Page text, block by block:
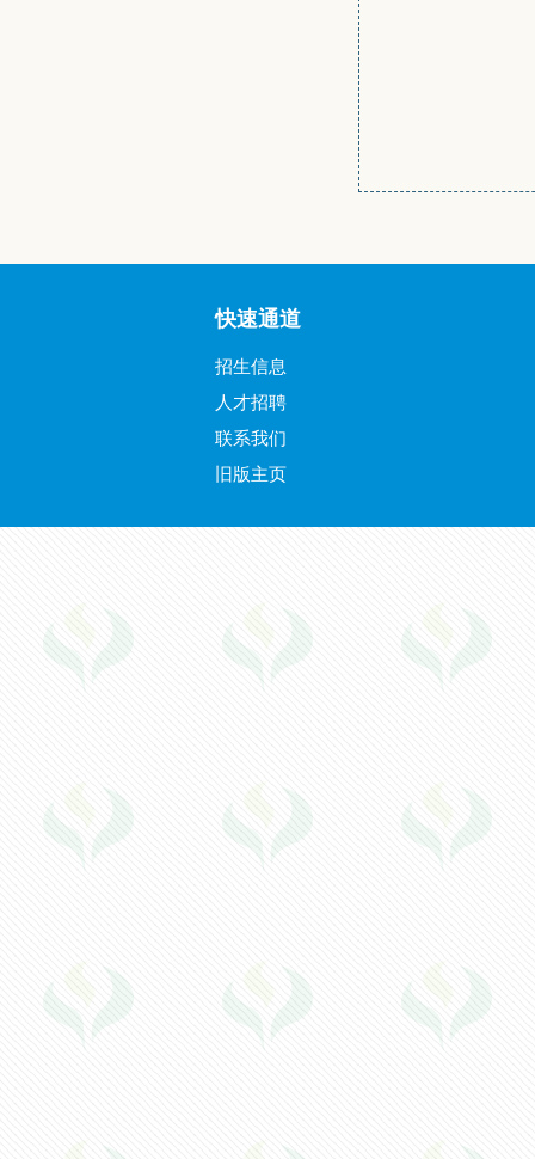
快速通道
招生信息
人才招聘
联系我们
旧版主页